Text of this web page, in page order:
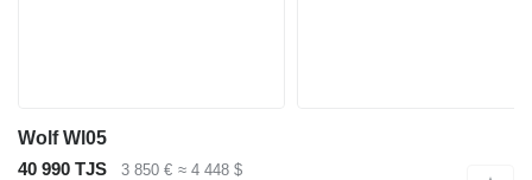
Wolf Wl05
40 990 TJS
3 850 € ≈ 4 448 $